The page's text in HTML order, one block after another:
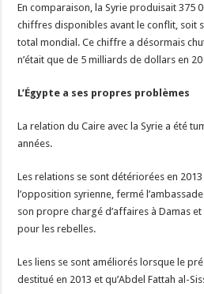
En comparaison, la Syrie produisait 375
chiffres disponibles avant le conflit, soit
total mondial. Ce chiffre a désormais
n’était que de 5 milliards de dollars en
L’Égypte a ses propres problèmes
La relation du Caire avec la Syrie a été
années.
Les relations se sont détériorées en
l’opposition syrienne, fermé
son propre chargé d’affaires à Damas
pour les rebelles.
Les liens se sont améliorés lorsque le
destitué en 2013 et qu’Abdel Fattah al-